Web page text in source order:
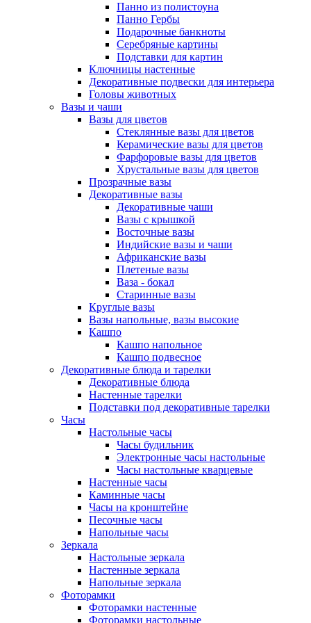
Панно из полистоуна
Панно Гербы
Подарочные банкноты
Серебряные картины
Подставки для картин
Ключницы настенные
Декоративные подвески для интерьера
Головы животных
Вазы и чаши
Вазы для цветов
Стеклянные вазы для цветов
Керамические вазы для цветов
Фарфоровые вазы для цветов
Хрустальные вазы для цветов
Прозрачные вазы
Декоративные вазы
Декоративные чаши
Вазы с крышкой
Восточные вазы
Индийские вазы и чаши
Африканские вазы
Плетеные вазы
Ваза - бокал
Старинные вазы
Круглые вазы
Вазы напольные, вазы высокие
Кашпо
Кашпо напольное
Кашпо подвесное
Декоративные блюда и тарелки
Декоративные блюда
Настенные тарелки
Подставки под декоративные тарелки
Часы
Настольные часы
Часы будильник
Электронные часы настольные
Часы настольные кварцевые
Настенные часы
Каминные часы
Часы на кронштейне
Песочные часы
Напольные часы
Зеркала
Настольные зеркала
Настенные зеркала
Напольные зеркала
Фоторамки
Фоторамки настенные
Фоторамки настольные